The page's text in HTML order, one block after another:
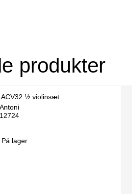
produkter
ACV32 ½ violinsæt
Antoni
12724
På lager